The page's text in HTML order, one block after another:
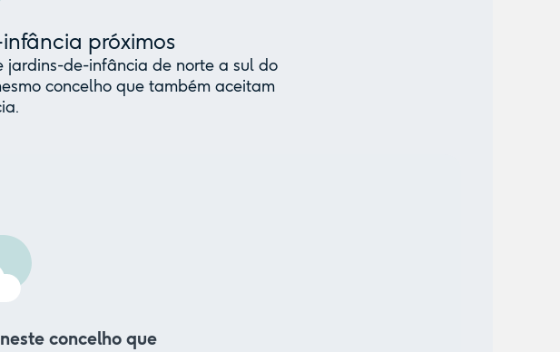
próximos
jardins-de-infância de norte a sul do
concelho que também aceitam
concelho que